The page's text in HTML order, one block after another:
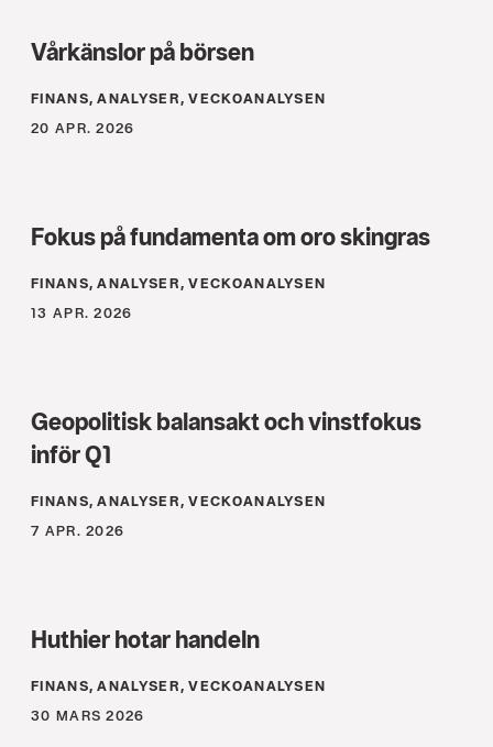
Vårkänslor på börsen
FINANS, ANALYSER, VECKOANALYSEN
20 APR. 2026
Fokus på fundamenta om oro skingras
FINANS, ANALYSER, VECKOANALYSEN
13 APR. 2026
Geopolitisk balansakt och vinstfokus
inför Q1
FINANS, ANALYSER, VECKOANALYSEN
7 APR. 2026
Huthier hotar handeln
FINANS, ANALYSER, VECKOANALYSEN
30 MARS 2026